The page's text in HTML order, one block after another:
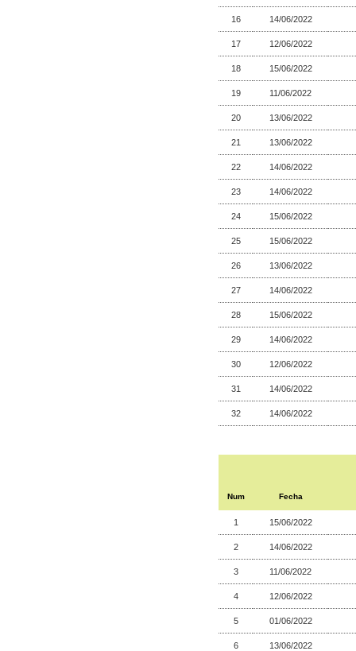
16 14/06/2022
17 12/06/2022
18 15/06/2022
19 11/06/2022
20 13/06/2022
21 13/06/2022
22 14/06/2022
23 14/06/2022
24 15/06/2022
25 15/06/2022
26 13/06/2022
27 14/06/2022
28 15/06/2022
29 14/06/2022
30 12/06/2022
31 14/06/2022
32 14/06/2022
Num Fecha
1 15/06/2022
2 14/06/2022
3 11/06/2022
4 12/06/2022
5 01/06/2022
6 13/06/2022